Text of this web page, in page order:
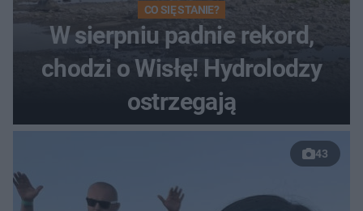
CO SIĘ STANIE?
W sierpniu padnie rekord,
chodzi o Wisłę! Hydrolodzy
ostrzegają
43